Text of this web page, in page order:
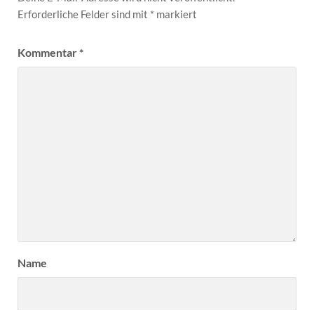
Erforderliche Felder sind mit * markiert
Kommentar*
Name